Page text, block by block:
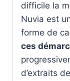
difficile la
Nuvia est
forme de
ces
d’extraits